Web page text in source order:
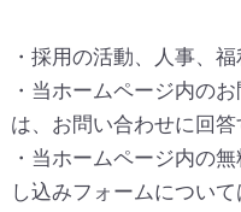
・採用の活動、人事、
・当ホームページ内の
は、お問い合わせに回
・当ホームページ内の
し込みフォームについ